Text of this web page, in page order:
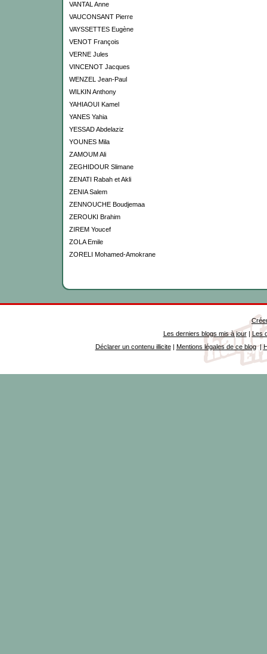
VANTAL Anne
VAUCONSANT Pierre
VAYSSETTES Eugène
VENOT François
VERNE Jules
VINCENOT Jacques
WENZEL Jean-Paul
WILKIN Anthony
YAHIAOUI Kamel
YANES Yahia
YESSAD Abdelaziz
YOUNES Mila
ZAMOUM Ali
ZEGHIDOUR Slimane
ZENATI Rabah et Akli
ZENIA Salem
ZENNOUCHE Boudjemaa
ZEROUKI Brahim
ZIREM Youcef
ZOLA Emile
ZORELI Mohamed-Amokrane
Les derniers blogs mis à jour| Les
Déclarer un contenu illicite| Mentions légales de ce blog|